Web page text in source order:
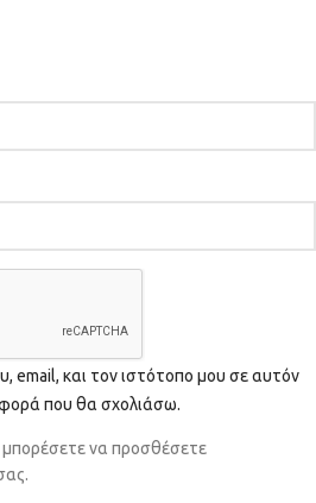
email, και τον ιστότοπο μου σε αυτόν
φορά που θα σχολιάσω.
μπορέσετε να προσθέσετε